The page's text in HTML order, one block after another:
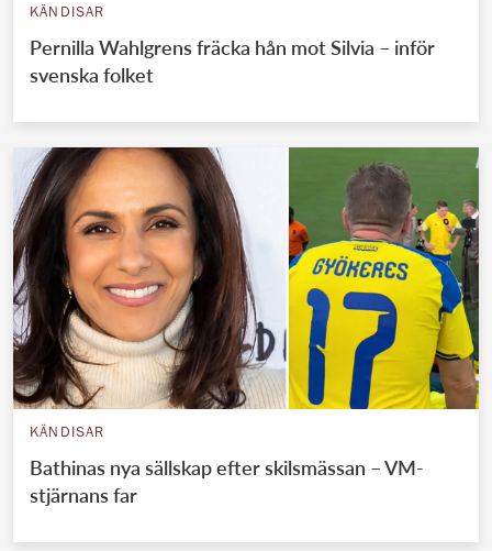
KÄNDISAR
Pernilla Wahlgrens fräcka hån mot Silvia – inför
svenska folket
KÄNDISAR
Bathinas nya sällskap efter skilsmässan – VM-
stjärnans far